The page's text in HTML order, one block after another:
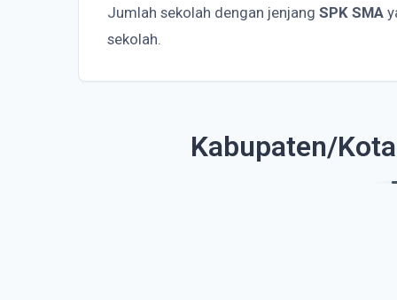
Jumlah sekolah dengan jenjang SPK SMA
sekolah.
Kabupaten/